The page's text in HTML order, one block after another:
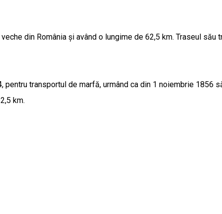
din România și având o lungime de 62,5 km. Traseul său
transportul de marfă, urmând ca din 1 noiembrie 1856
km.